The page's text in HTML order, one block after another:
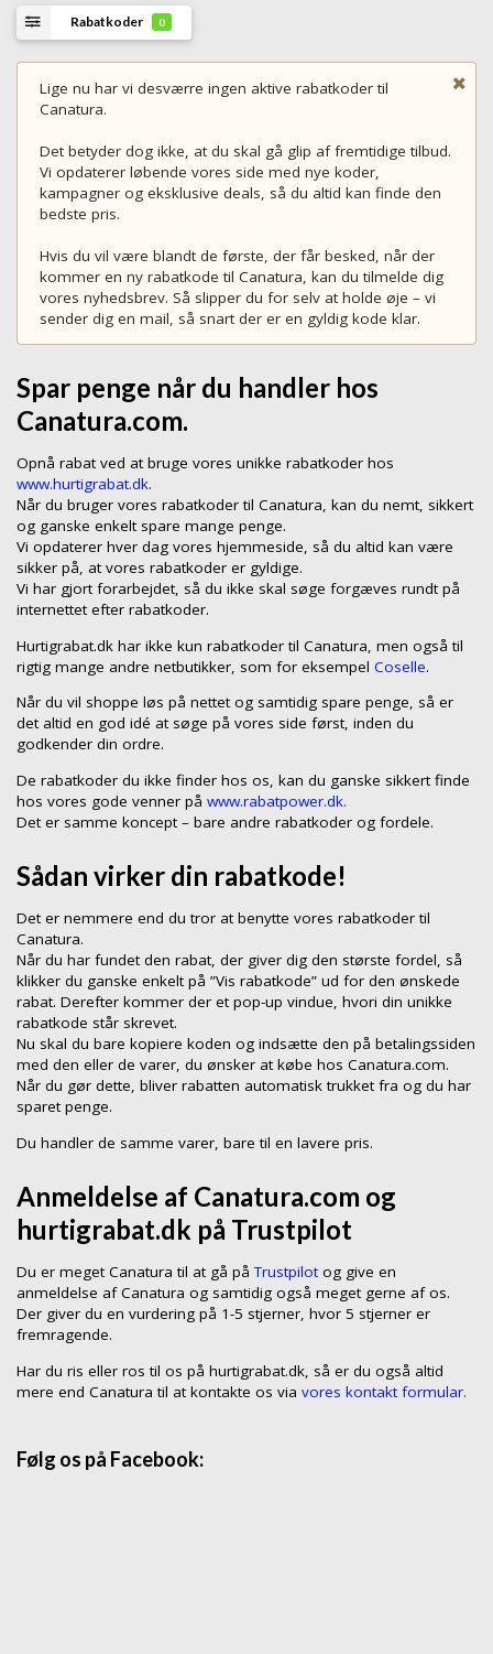
Rabatkoder 0
Lige nu har vi desværre ingen aktive rabatkoder til
Canatura.
Det betyder dog ikke, at du skal gå glip af fremtidige tilbud.
Vi opdaterer løbende vores side med nye koder,
kampagner og eksklusive deals, så du altid kan finde den
bedste pris.
Hvis du vil være blandt de første, der får besked, når der
kommer en ny rabatkode til Canatura, kan du tilmelde dig
vores nyhedsbrev. Så slipper du for selv at holde øje – vi
sender dig en mail, så snart der er en gyldig kode klar.
Spar penge når du handler hos
Canatura.com.
Opnå rabat ved at bruge vores unikke rabatkoder hos
www.hurtigrabat.dk.
Når du bruger vores rabatkoder til Canatura, kan du nemt, sikkert
og ganske enkelt spare mange penge.
Vi opdaterer hver dag vores hjemmeside, så du altid kan være
sikker på, at vores rabatkoder er gyldige.
Vi har gjort forarbejdet, så du ikke skal søge forgæves rundt på
internettet efter rabatkoder.
Hurtigrabat.dk har ikke kun rabatkoder til Canatura, men også til
rigtig mange andre netbutikker, som for eksempel Coselle.
Når du vil shoppe løs på nettet og samtidig spare penge, så er
det altid en god idé at søge på vores side først, inden du
godkender din ordre.
De rabatkoder du ikke finder hos os, kan du ganske sikkert finde
hos vores gode venner på www.rabatpower.dk.
Det er samme koncept – bare andre rabatkoder og fordele.
Sådan virker din rabatkode!
Det er nemmere end du tror at benytte vores rabatkoder til
Canatura.
Når du har fundet den rabat, der giver dig den største fordel, så
klikker du ganske enkelt på ”Vis rabatkode” ud for den ønskede
rabat. Derefter kommer der et pop-up vindue, hvori din unikke
rabatkode står skrevet.
Nu skal du bare kopiere koden og indsætte den på betalingssiden
med den eller de varer, du ønsker at købe hos Canatura.com.
Når du gør dette, bliver rabatten automatisk trukket fra og du har
sparet penge.
Du handler de samme varer, bare til en lavere pris.
Anmeldelse af Canatura.com og
hurtigrabat.dk på Trustpilot
Du er meget Canatura til at gå påTrustpilotog give en
anmeldelse af Canatura og samtidig også meget gerne af os.
Der giver du en vurdering på 1-5 stjerner, hvor 5 stjerner er
fremragende.
Har du ris eller ros til os på hurtigrabat.dk, så er du også altid
mere end Canatura til at kontakte os via vores kontakt formular.
Følg os på Facebook: